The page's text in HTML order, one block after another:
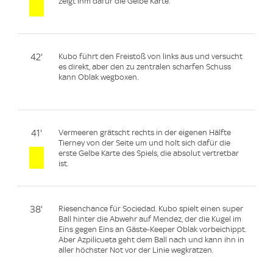
42'
Kubo führt den Freistoß von links aus und versucht
es direkt, aber den zu zentralen scharfen Schuss
kann Oblak wegboxen.
41'
Vermeeren grätscht rechts in der eigenen Hälfte
Tierney von der Seite um und holt sich dafür die
erste Gelbe Karte des Spiels, die absolut vertretbar
ist.
38'
Riesenchance für Sociedad. Kubo spielt einen super
Ball hinter die Abwehr auf Mendez, der die Kugel im
Eins gegen Eins an Gäste-Keeper Oblak vorbeichippt.
Aber Azpilicueta geht dem Ball nach und kann ihn in
aller höchster Not vor der Linie wegkratzen.